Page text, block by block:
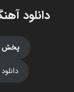
دانلود
پخش